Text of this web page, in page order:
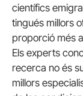
científics
tingués millors
proporció més
Els experts
recerca no és
millors